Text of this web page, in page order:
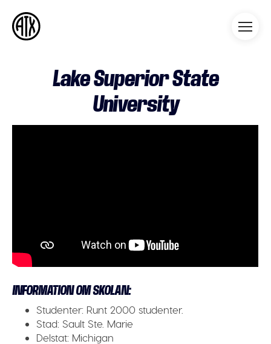
Lake Superior State
University
INFORMATION OM SKOLAN:
Studenter: Runt 2000 studenter.
Stad:Sault Ste. Marie
Delstat: Michigan